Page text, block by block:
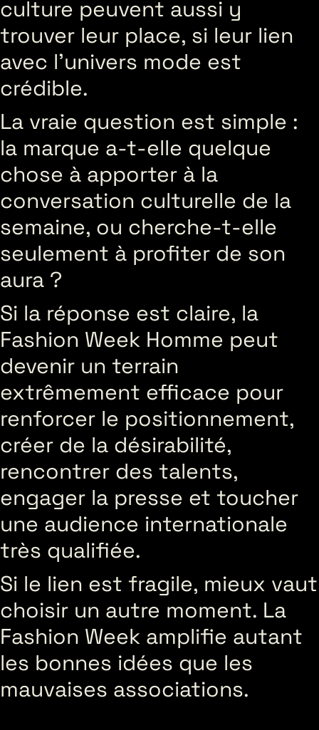
culture peuvent aussi y
trouver leur place, si leur lien
avec l’univers mode est
crédible.
La vraie question est simple :
la marque a-t-elle quelque
chose à apporter à la
conversation culturelle de la
semaine, ou cherche-t-elle
seulement à profiter de son
aura ?
Si la réponse est claire, la
Fashion Week Homme peut
devenir un terrain
extrêmement efficace pour
renforcer le positionnement,
créer de la désirabilité,
rencontrer des talents,
engager la presse et toucher
une audience internationale
très qualifiée.
Si le lien est fragile, mieux vaut
choisir un autre moment. La
Fashion Week amplifie autant
les bonnes idées que les
mauvaises associations.